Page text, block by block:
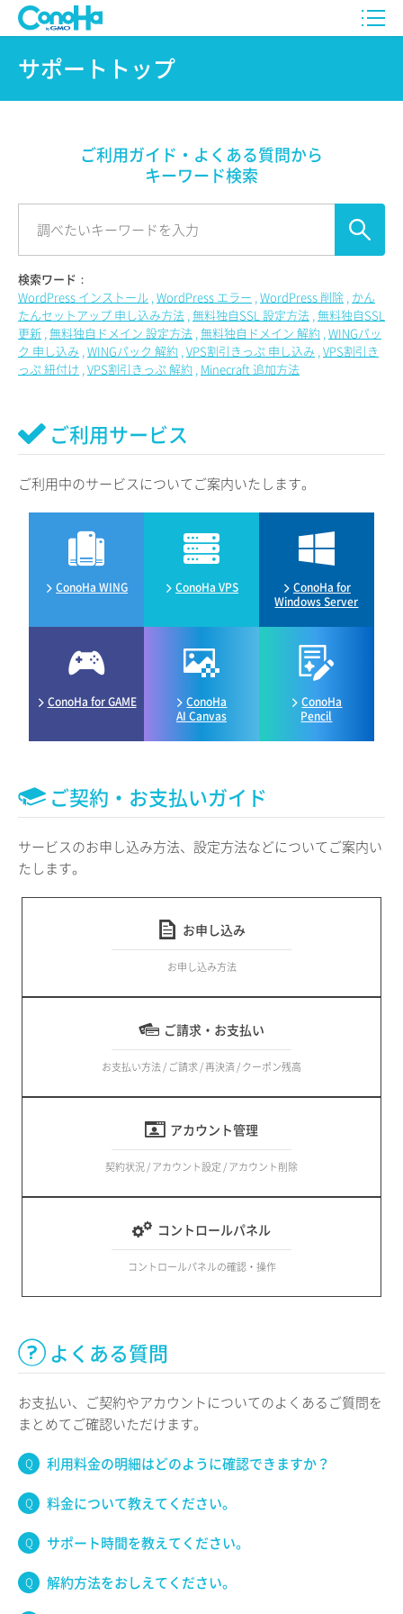
サポートトップ
ご利用ガイド・よくある質問から
キーワード検索
検索ワード：
WordPress インストール WordPress エラー WordPress 削除 かん
たんセットアップ 申し込み方法 無料独自SSL 設定方法 無料独自SSL
更新 無料独自ドメイン 設定方法 無料独自ドメイン 解約 WINGパッ
ク 申し込み WINGパック 解約 VPS割引きっぷ 申し込み VPS割引き
っぷ 紐付け VPS割引きっぷ 解約 Minecraft 追加方法
ご利用サービス
ご利用中のサービスについてご案内いたします。
ConoHa WING ConoHa VPS
ConoHa for
Windows Server
ConoHa for GAME
ConoHa
AI Canvas
ConoHa
Pencil
ご契約・お支払いガイド
サービスのお申し込み方法、設定方法などについてご案内い
たします。
お申し込み
お申し込み方法
ご請求・お支払い
お支払い方法 / ご請求 / 再決済 / クーポン残高
アカウント管理
契約状況 / アカウント設定 / アカウント削除
コントロールパネル
コントロールパネルの確認・操作
よくある質問
お支払い、ご契約やアカウントについてのよくあるご質問を
まとめてご確認いただけます。
利用料金の明細はどのように確認できますか？
料金について教えてください。
サポート時間を教えてください。
解約方法をおしえてください。